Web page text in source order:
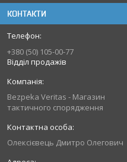
КОНТАКТИ
+380 (50) 105-00-77
Відділ продажів
Bezpeka Veritas - Магазин
тактичного спорядження
Олексієвець Дмитро Олегович